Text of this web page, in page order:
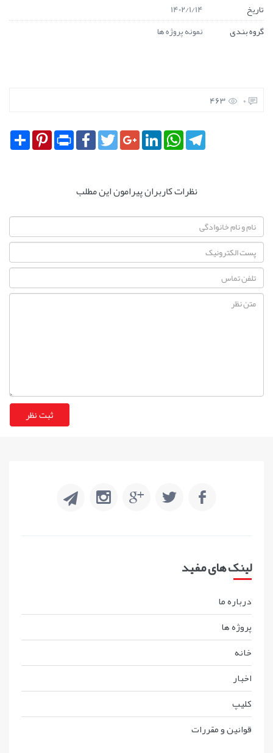
تاریخ
1402/1/14
گروه بندی
نمونه پروژه ها
0
463
Share
Pinterest Print
FacebookTwitterGoogle+LinkedIn
WhatsAppTelegram
نظرات کاربران پیرامون این مطلب
لینک های مفید
درباره ما
پروژه ها
خانه
اخبار
کليپ
قوانين و مقررات